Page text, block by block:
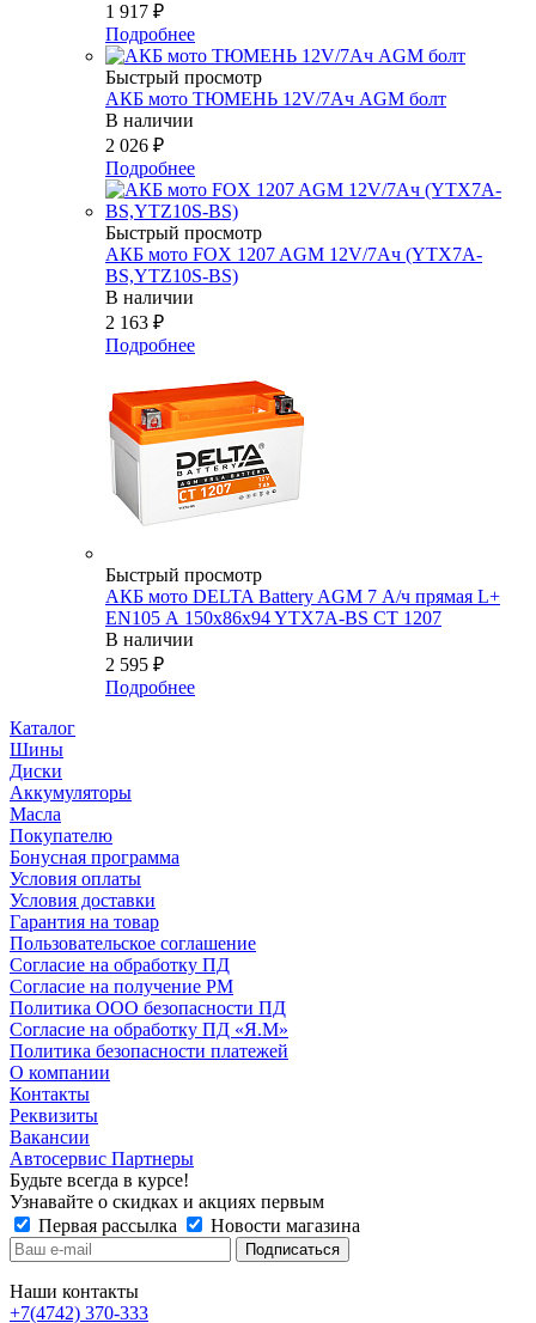
1 917 ₽
Подробнее
Быстрый просмотр
АКБ мото ТЮМЕНЬ 12V/7Ач AGM болт
В наличии
2 026 ₽
Подробнее
Быстрый просмотр
АКБ мото FOX 1207 AGM 12V/7Ач (YTX7A-
BS,YTZ10S-BS)
В наличии
2 163 ₽
Подробнее
Быстрый просмотр
АКБ мото DELTA Battery AGM 7 А/ч прямая L+
EN105 А 150x86x94 YTX7A-BS CT 1207
В наличии
2 595 ₽
Подробнее
Каталог
Шины
Диски
Аккумуляторы
Масла
Покупателю
Бонусная программа
Условия оплаты
Условия доставки
Гарантия на товар
Пользовательское соглашение
Согласие на обработку ПД
Согласие на получение РМ
Политика ООО безопасности ПД
Согласие на обработку ПД «Я.М»
Политика безопасности платежей
О компании
Контакты
Реквизиты
Вакансии
Автосервис Партнеры
Будьте всегда в курсе!
Узнавайте о скидках и акциях первым
Первая рассылка
Новости магазина
Наши контакты
+7(4742) 370-333